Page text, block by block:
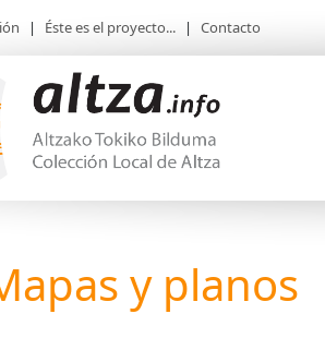
| Éste es el proyecto... | Contacto
y planos